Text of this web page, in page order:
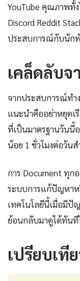
YouTube คุณภาพทั้
Discord Reddit
ประสบการณ์กับนัก
เคล็ดลับจ
จากประสบการณ์ทำ
แนะนำคืออย่าหยุดเ
ที่เป็นมาตรฐานวันนี้
น้อย 1 ชั่วโมงต่อวัน
การ Document ทุก
ระบบการแก้ปัญหาห
เทคโนโลยีนี้เมื่อมีปั
ย้อนกลับมาดูได้ทันที
เปรียบเที